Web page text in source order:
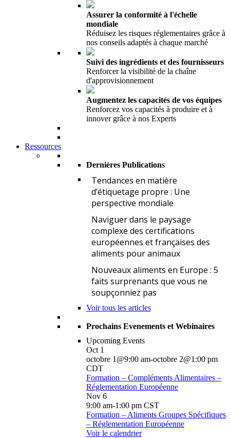
Assurer la conformité à l'échelle
mondiale
Réduisez les risques réglementaires grâce à
nos conseils adaptés à chaque marché
Suivi des ingrédients et des fournisseurs
Renforcer la visibilité de la chaîne
d'approvisionnement
Augmentez les capacités de vos équipes
Renforcez vos capacités à produire et à
innover grâce à nos Experts
Ressources
Dernières Publications
Tendances en matière
d’étiquetage propre : Une
perspective mondiale
Naviguer dans le paysage
complexe des certifications
européennes et françaises des
aliments pour animaux
Nouveaux aliments en Europe : 5
faits surprenants que vous ne
soupçonniez pas
Voir tous les articles
Prochains Evenements et Webinaires
Upcoming Events
Oct 1
octobre 1@9:00 am-octobre 2@1:00 pm
CDT
Formation – Compléments Alimentaires –
Réglementation Européenne
Nov 6
9:00 am-1:00 pm CST
Formation – Aliments Groupes Spécifiques
– Réglementation Européenne
Voir le calendrier